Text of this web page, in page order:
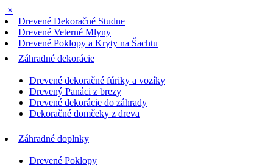
×
Drevené Dekoračné Studne
Drevené Veterné Mlyny
Drevené Poklopy a Kryty na Šachtu
Záhradné dekorácie
Drevené dekoračné fúriky a vozíky
Drevený Panáci z brezy
Drevené dekorácie do záhrady
Dekoračné domčeky z dreva
Záhradné doplnky
Drevené Poklopy